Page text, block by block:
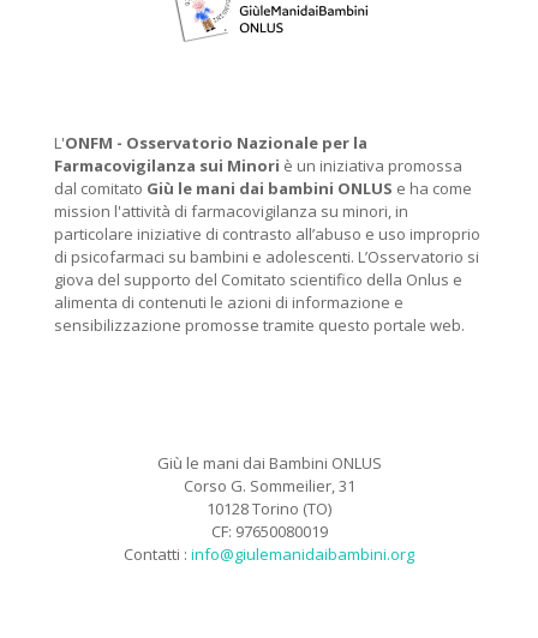
L'ONFM - Osservatorio Nazionale per la
Farmacovigilanza sui Minori è un iniziativa promossa
dal comitato Giù le mani dai bambini ONLUS e ha come
mission l'attività di farmacovigilanza su minori, in
particolare iniziative di contrasto all’abuso e uso improprio
di psicofarmaci su bambini e adolescenti. L’Osservatorio si
giova del supporto del Comitato scientifico della Onlus e
alimenta di contenuti le azioni di informazione e
sensibilizzazione promosse tramite questo portale web.
Giù le mani dai Bambini ONLUS
Corso G. Sommeilier, 31
10128 Torino (TO)
CF: 97650080019
Contatti : info@giulemanidaibambini.org